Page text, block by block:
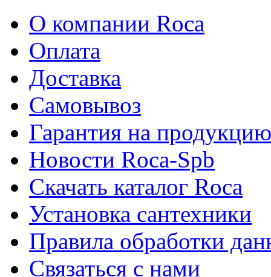
О компании Roca
Оплата
Доставка
Самовывоз
Гарантия на продукцию
Новости Roca-Spb
Скачать каталог Roca
Установка сантехники
Правила обработки
Связаться с нами